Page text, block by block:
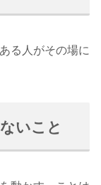
る人がその場に
いこと